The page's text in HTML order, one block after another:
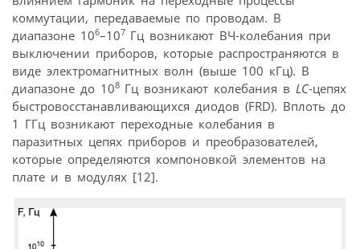
коммутации, передаваемые по проводам. В
диапазоне 106–107 Гц возникают ВЧ-колебания при
выключении приборов, которые распространяются в
виде электромагнитных волн (выше 100 кГц). В
диапазоне до 108 Гц возникают колебания в LC-цепях
быстровосстанавливающихся диодов (FRD). Вплоть до
1 ГГц возникают переходные колебания в
паразитных цепях приборов и преобразователей,
которые определяются компоновкой элементов на
плате и в модулях [12].